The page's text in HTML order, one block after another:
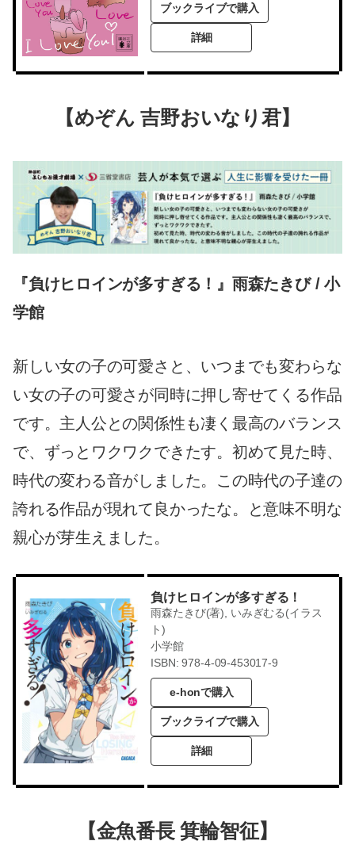
ブックライブで購入
詳細
【めぞん 吉野おいなり君】
『負けヒロインが多すぎる！』雨森たきび / 小
学館
新しい女の子の可愛さと、いつまでも変わらな
い女の子の可愛さが同時に押し寄せてくる作品
です。主人公との関係性も凄く最高のバランス
で、ずっとワクワクできたす。初めて見た時、
時代の変わる音がしました。この時代の子達の
誇れる作品が現れて良かったな。と意味不明な
親心が芽生えました。
負けヒロインが多すぎる！
雨森たきび(著), いみぎむる(イラス
ト)
小学館
ISBN: 978-4-09-453017-9
e-honで購入
ブックライブで購入
詳細
【金魚番長 箕輪智征】